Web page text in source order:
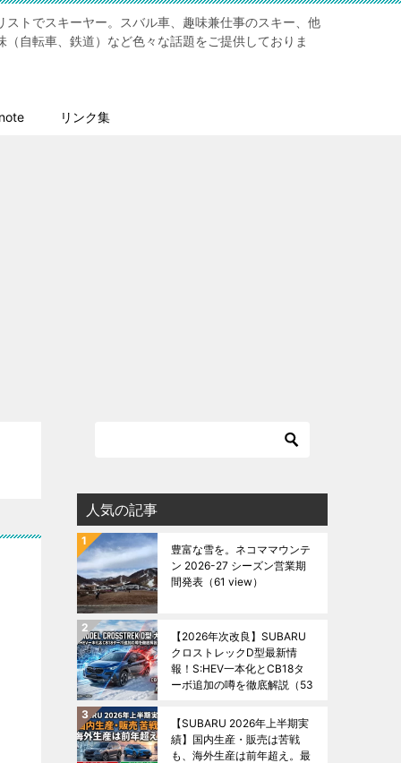
ストでスキーヤー。スバル車、趣味兼仕事のスキー、他
（自転車、鉄道）など色々な話題をご提供しておりま
リンク集
人気の記事
豊富な雪を。ネコママウンテ
ン 2026-27 シーズン営業期
間発表 （61 view）
【2026年次改良】SUBARU
クロストレックD型最新情
報！S:HEV一本化とCB18タ
ーボ追加の噂を徹底解説 （53
【SUBARU 2026年上半期実
績】国内生産・販売は苦戦
も、海外生産は前年超え。最